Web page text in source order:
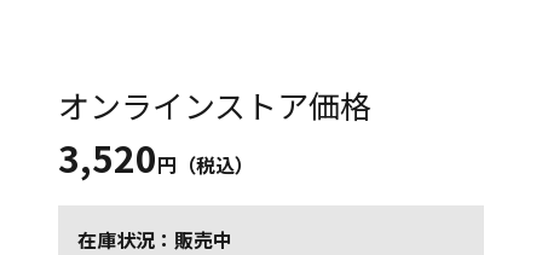
オンラインストア価格
3,520円（税込）
在庫状況：販売中